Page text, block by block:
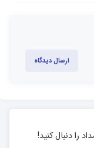
ارسال دیدگاه
را دنبال کنید!